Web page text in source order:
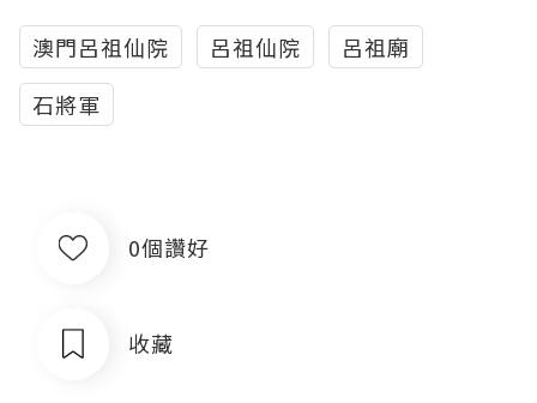
澳門呂祖仙院 呂祖仙院
呂祖廟
石將軍
0個讚好
收藏